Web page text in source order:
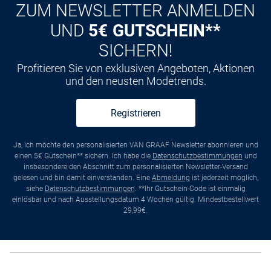
ZUM NEWSLETTER ANMELDEN
UND 5€ GUTSCHEIN**
SICHERN!
Profitieren Sie von exklusiven Angeboten, Aktionen
und den neusten Modetrends.
Registrieren
Ja, ich möchte den personalisierten VAN GRAAF Newsletter abonnieren und
einen 5€ Gutschein** sichern. Ich habe die Datenschutzbestimmungen und
insbesondere den Abschnitt zum personalisierten Newsletter-Versand
gelesen und bin damit einverstanden. Eine Abmeldung ist jederzeit möglich,
siehe Datenschutzbestimmungen. **Ihr Gutschein-Code ist einmalig
einlösbar und nach Ausstellungsdatum 4 Wochen gültig. Mindestbestellwert
29,99€.